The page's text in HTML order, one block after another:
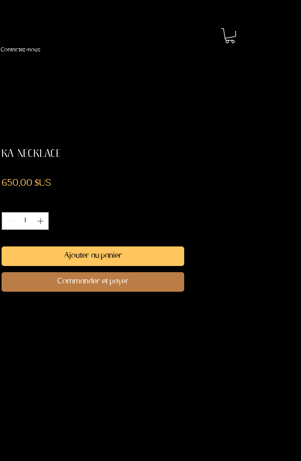
Contactez-nous
KA NECKLACE
650,00 $USPrix
Ajouter au panier
Commander et payer